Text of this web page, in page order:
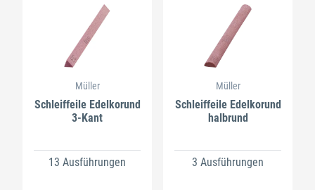
Müller
Schleiffeile Edelkorund
3-Kant
13 Ausführungen
Müller
Schleiffeile Edelkorund
halbrund
3 Ausführungen